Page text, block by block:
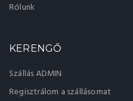
Rólunk
KERENGŐ
Szállás ADMIN
Regisztrálom a szállásomat